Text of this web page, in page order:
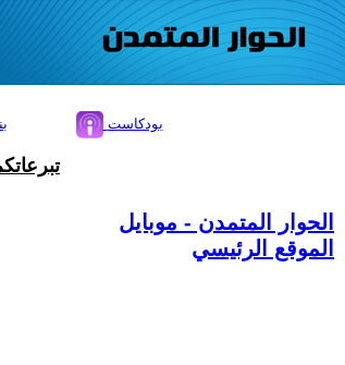
بودكاست
الحوار المتمدن - موبايل
الموقع الرئيسي